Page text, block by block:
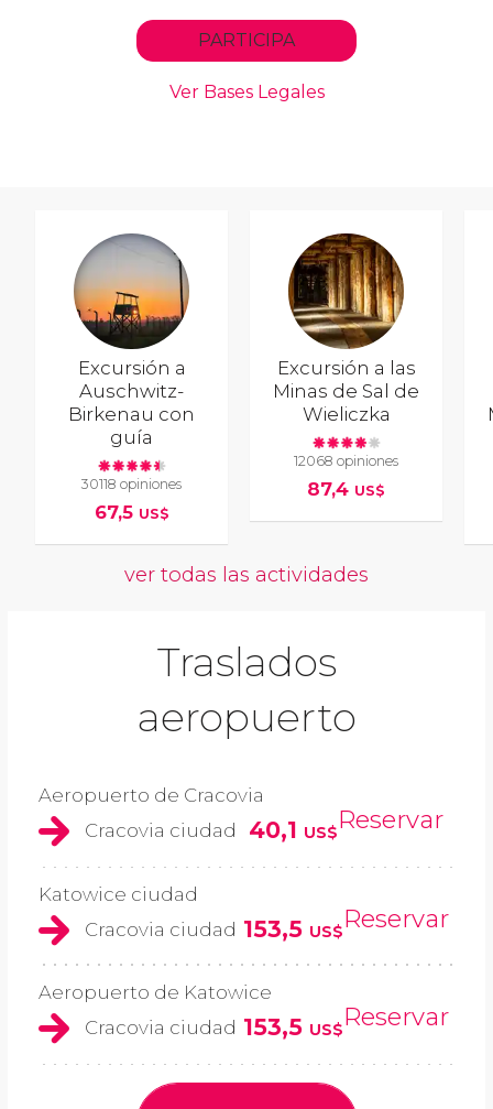
Excursión a
Auschwitz-
Birkenau con
guía
30118 opiniones
67,5 US$
Excursión a las
Minas de Sal de
Wieliczka
12068 opiniones
87,4 US$
ver todas las actividades
Traslados
aeropuerto
Aeropuerto de Cracovia
Cracovia ciudad
40,1 US$Reservar
Katowice ciudad
Cracovia ciudad 153,5 US$Reservar
Aeropuerto de Katowice
Cracovia ciudad 153,5 US$Reservar